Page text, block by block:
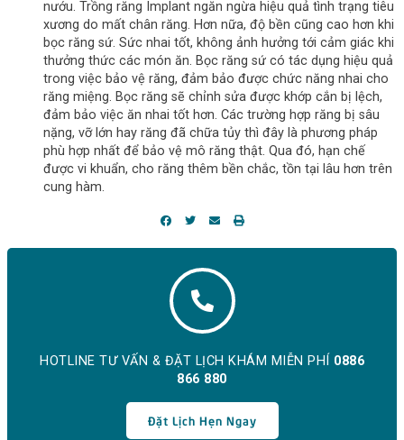
nướu. Trồng răng Implant ngăn ngừa hiệu quả tình trạng tiêu
xương do mất chân răng. Hơn nữa, độ bền cũng cao hơn khi
bọc răng sứ. Sức nhai tốt, không ảnh hưởng tới cảm giác khi
thưởng thức các món ăn. Bọc răng sứ có tác dụng hiệu quả
trong việc bảo vệ răng, đảm bảo được chức năng nhai cho
răng miệng. Bọc răng sẽ chỉnh sửa được khớp cắn bị lệch,
đảm bảo việc ăn nhai tốt hơn. Các trường hợp răng bị sâu
nặng, vỡ lớn hay răng đã chữa tủy thì đây là phương pháp
phù hợp nhất để bảo vệ mô răng thật. Qua đó, hạn chế
được vi khuẩn, cho răng thêm bền chắc, tồn tại lâu hơn trên
cung hàm.
HOTLINE TƯ VẤN & ĐẶT LỊCH KHÁM MIỄN PHÍ 0886
866 880
Đặt Lịch Hẹn Ngay